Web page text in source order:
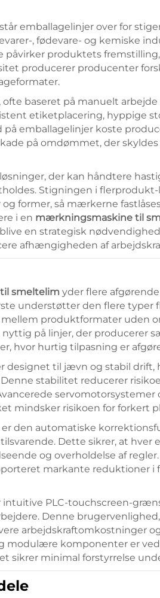
emballagelinjer over for
, fødevare- og kemiske
produktets
producerer producenter
baseret på manuelt
etiketplacering, hyppige
emballagelinjer koste
på omdømmet, der
der kan håndtere
Stigningen i
former, så mærkerne
i en mærkningsmaskine til
en strategisk
afhængigheden af
smeltelim yder flere
understøtter den flere typer
produktformater uden
på linjer, der producerer
hvor hurtig tilpasning er
designet til jævn og stabil
stabilitet reducerer
mindsker risikoen for forkert
den automatiske
Dette sikrer, at
og overholdelse af
markante reduktioner i
PLC-touchscreen-
Denne
arbejdskraftomkostninger
modulære komponenter er
sikrer minimal forstyrrelse